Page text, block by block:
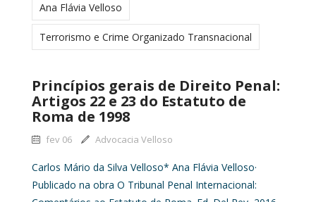
Ana Flávia Velloso
Terrorismo e Crime Organizado Transnacional
Princípios gerais de Direito Penal:
Artigos 22 e 23 do Estatuto de
Roma de 1998
fev 06 Advocacia Velloso
Carlos Mário da Silva Velloso* Ana Flávia Velloso·
Publicado na obra O Tribunal Penal Internacional: